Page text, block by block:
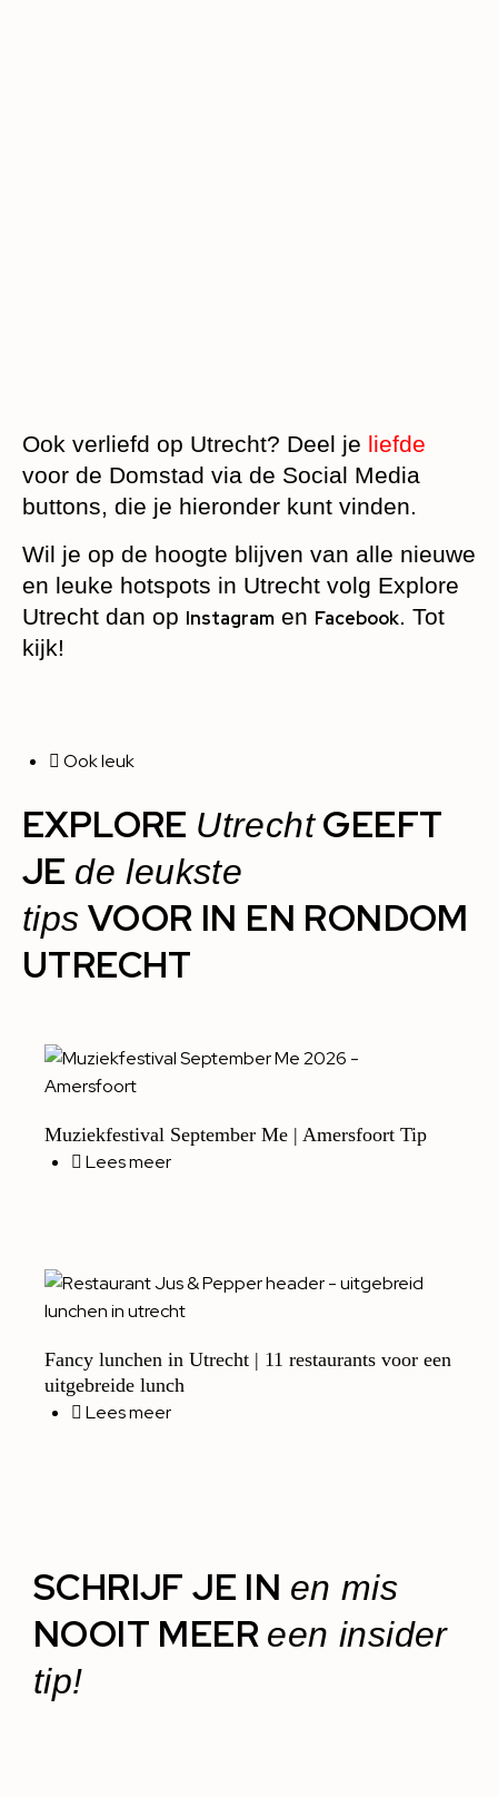
Ook verliefd op Utrecht? Deel je liefde
voor de Domstad via de Social Media
buttons, die je hieronder kunt vinden.
Wil je op de hoogte blijven van alle nieuwe
en leuke hotspots in Utrecht volg Explore
Utrecht dan op Instagram en Facebook. Tot
kijk!
Ook leuk
EXPLORE UtrechtGEEFT
JE de leukste
tips VOOR IN EN RONDOM
UTRECHT
Muziekfestival September Me | Amersfoort Tip
Lees meer
Fancy lunchen in Utrecht | 11 restaurants voor een
uitgebreide lunch
Lees meer
SCHRIJF JE IN en mis
NOOIT MEER een insider
tip!